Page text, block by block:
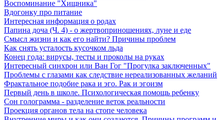
Воспоминание "Хищника"
Вдогонку про питание
Интересная информация о родах
Папина доча (Ч. 4) - о жертвоприношениях, луне и еде
Смысл жизни и как его найти? Причины проблем
Как снять усталость кусочком льда
Конец года: вирусы, тесты и проколы на руках
Интересный синхрон или Ван Гог "Прогулка заключенных"
Проблемы с глазами как следствие нереализованных желаний
Фрактальное подобие рака и эго. Рак и эгоизм
Первый день в школе. Психологическая помощь ребенку
Сон голограмма - разделение веток реальности
Проекция органов тела на стопе человека